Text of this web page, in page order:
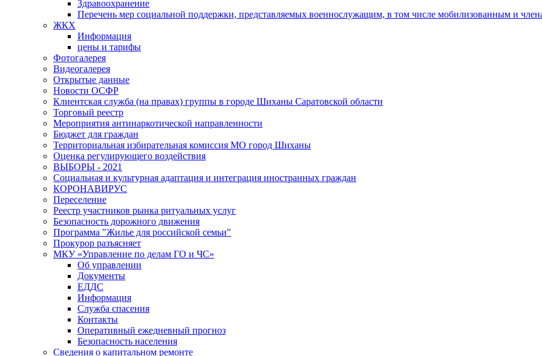
Здравоохранение
Перечень мер социальной поддержки, представляемых военнослужащим, в том числе мобилизованным и
ЖКХ
Информация
цены и тарифы
Фотогалерея
Видеогалерея
Открытые данные
Новости ОСФР
Клиентская служба (на правах) группы в городе Шиханы Саратовской области
Торговый реестр
Мероприятия антинаркотической направленности
Бюджет для граждан
Территориальная избирательная комиссия МО город Шиханы
Оценка регулирующего воздействия
ВЫБОРЫ - 2021
Социальная и культурная адаптация и интеграция иностранных граждан
КОРОНАВИРУС
Переселение
Реестр участников рынка ритуальных услуг
Безопасность дорожного движения
Программа "Жилье для российской семьи"
Прокурор разъясняет
МКУ «Управление по делам ГО и ЧС»
Об управлении
Документы
ЕДДС
Информация
Служба спасения
Контакты
Оперативный ежедневный прогноз
Безопасность населения
Сведения о капитальном ремонте